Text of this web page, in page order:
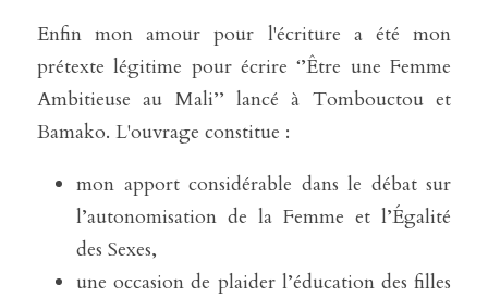
Enfin mon amour pour l'écriture a été mon
prétexte légitime pour écrire ‘’Être une Femme
Ambitieuse au Mali’’ lancé à Tombouctou et
Bamako. L'ouvrage constitue :
mon apport considérable dans le débat sur
l’autonomisation de la Femme et l’Égalité
des Sexes,
une occasion de plaider l’éducation des filles